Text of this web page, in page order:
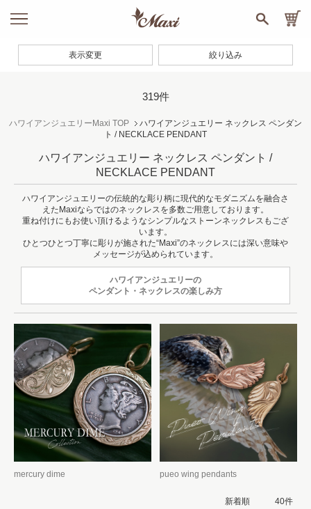
319件
ハワイアンジュエリーMaxi TOP
ハワイアンジュエリー ネックレス ペンダン
ト / NECKLACE PENDANT
ハワイアンジュエリー ネックレス ペンダント /
NECKLACE PENDANT
ハワイアンジュエリーの伝統的な彫り柄に現代的なモダニズムを融合さ
えたMaxiならではのネックレスを多数ご用意しております。
重ね付けにもお使い頂けるようなシンプルなストーンネックレスもござ
います。
ひとつひとつ丁寧に彫りが施された“Maxi”のネックレスには深い意味や
メッセージが込められています。
ハワイアンジュエリーの
ペンダント・ネックレスの楽しみ方
mercury dime pueo wing pendants
表示変更 絞り込み